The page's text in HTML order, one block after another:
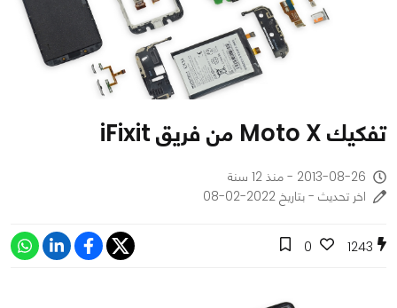
تفكيك Moto X من فريق iFixit
2013-08-26 - منذ 12 سنة
اخر تحديث - بتاريخ 2022-02-08
1243
0